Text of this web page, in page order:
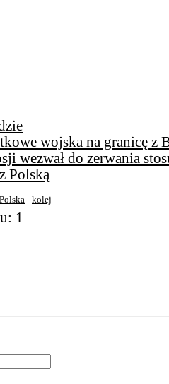
wojska na granicę z
wezwał do zerwania
Polską
Polska kolej
1